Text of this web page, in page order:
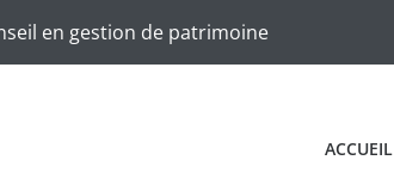
en gestion de patrimoine
ACCUEIL